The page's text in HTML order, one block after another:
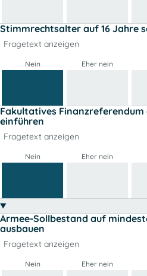
Stimmrechtsalter auf 16 Jahre
Fragetext anzeigen
Nein Eher nein
Fakultatives Finanzreferendum
einführen
Fragetext anzeigen
Nein Eher nein
Armee-Sollbestand auf
ausbauen
Fragetext anzeigen
Nein Eher nein